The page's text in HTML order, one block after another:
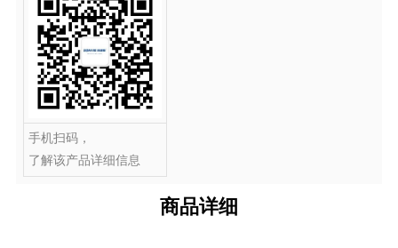
手机扫码，
了解该产品详细信息
商品详细